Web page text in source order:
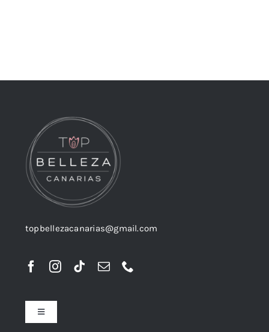
topbellezacanarias@gmail.com
Toggle
Navigation